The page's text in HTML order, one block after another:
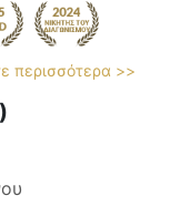
περισσότερα >>